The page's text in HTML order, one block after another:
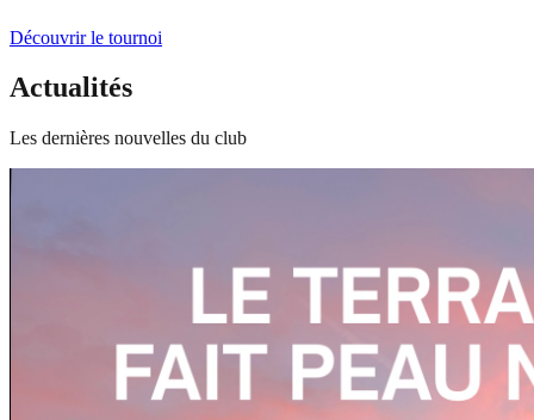
Découvrir le tournoi
Actualités
Les dernières nouvelles du club